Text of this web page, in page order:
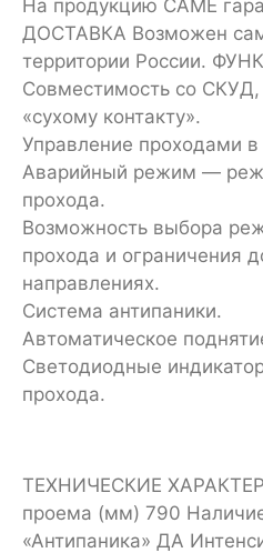
На продукцию CAME
ДОСТАВКА Возможен
территории России.
Совместимость со
«сухому контакту».
Управление проходами
Аварийный режим —
прохода.
Возможность выбора
прохода и ограничения
направлениях.
Система антипаники.
Автоматическое
Светодиодные
прохода.
ТЕХНИЧЕСКИЕ
проема (мм) 790
«Антипаника» ДА